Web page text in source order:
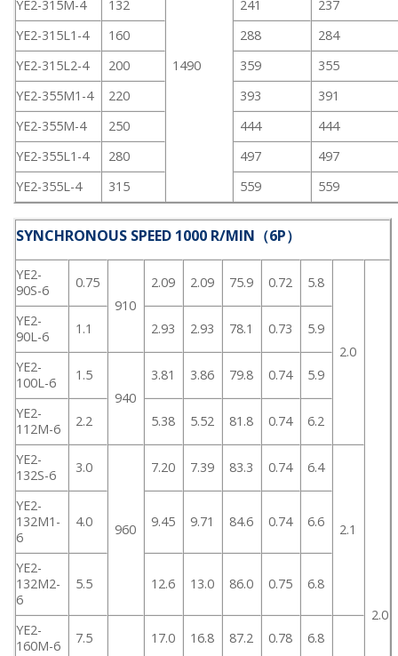
1490
YE2-315M-4
132 241
237
YE2-315L1-4
160 288
284
YE2-315L2-4
200 359
355
YE2-355M1-4
220 393
391
YE2-355M-4
250 444
444
YE2-355L1-4
280 497
497
YE2-355L-4
315 559 559
SYNCHRONOUS SPEED 1000 R/MIN（6P）
YE2-
90S-6
0.75
910
2.09 2.09 75.9 0.72 5.8
2.0
2.0
YE2-
90L-6
1.1 2.93 2.93 78.1 0.73 5.9
YE2-
100L-6
1.5
940
3.81 3.86 79.8 0.74 5.9
YE2-
112M-6
2.2 5.38 5.52 81.8 0.74 6.2
YE2-
132S-6
3.0
960
7.20 7.39 83.3 0.74 6.4
2.1
YE2-
132M1-
6
4.0 9.45 9.71 84.6 0.74 6.6
YE2-
132M2-
6
5.5 12.6 13.0 86.0 0.75 6.8
YE2-
160M-6
7.5 17.0 16.8 87.2 0.78 6.8